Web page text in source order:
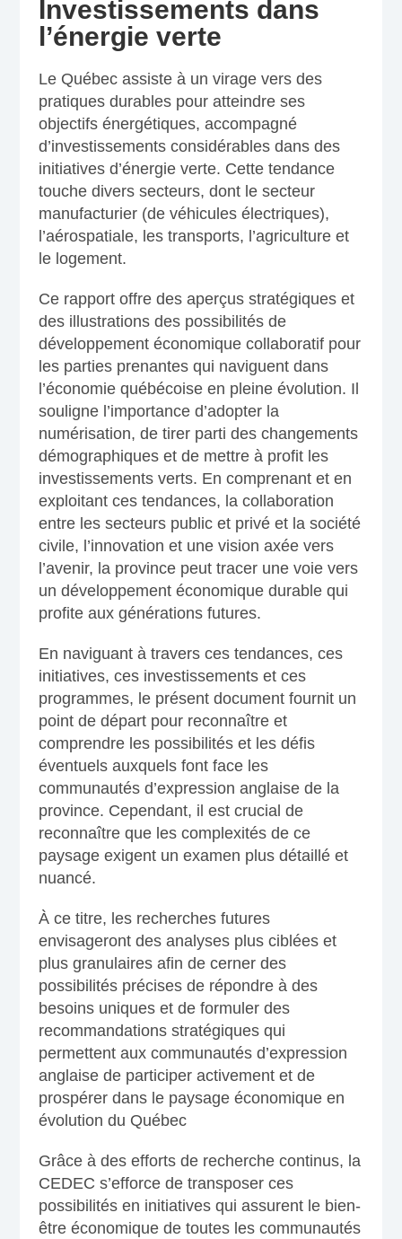
Investissements dans
l’énergie verte
Le Québec assiste à un virage vers des
pratiques durables pour atteindre ses
objectifs énergétiques, accompagné
d’investissements considérables dans des
initiatives d’énergie verte. Cette tendance
touche divers secteurs, dont le secteur
manufacturier (de véhicules électriques),
l’aérospatiale, les transports, l’agriculture et
le logement.
Ce rapport offre des aperçus stratégiques et
des illustrations des possibilités de
développement économique collaboratif pour
les parties prenantes qui naviguent dans
l’économie québécoise en pleine évolution. Il
souligne l’importance d’adopter la
numérisation, de tirer parti des changements
démographiques et de mettre à profit les
investissements verts. En comprenant et en
exploitant ces tendances, la collaboration
entre les secteurs public et privé et la société
civile, l’innovation et une vision axée vers
l’avenir, la province peut tracer une voie vers
un développement économique durable qui
profite aux générations futures.
En naviguant à travers ces tendances, ces
initiatives, ces investissements et ces
programmes, le présent document fournit un
point de départ pour reconnaître et
comprendre les possibilités et les défis
éventuels auxquels font face les
communautés d’expression anglaise de la
province. Cependant, il est crucial de
reconnaître que les complexités de ce
paysage exigent un examen plus détaillé et
nuancé.
À ce titre, les recherches futures
envisageront des analyses plus ciblées et
plus granulaires afin de cerner des
possibilités précises de répondre à des
besoins uniques et de formuler des
recommandations stratégiques qui
permettent aux communautés d’expression
anglaise de participer activement et de
prospérer dans le paysage économique en
évolution du Québec
Grâce à des efforts de recherche continus, la
CEDEC s’efforce de transposer ces
possibilités en initiatives qui assurent le bien-
être économique de toutes les communautés